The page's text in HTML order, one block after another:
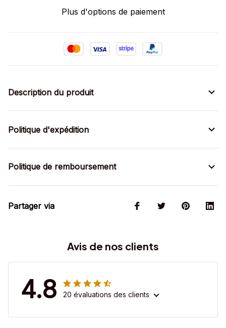
Plus d'options de paiement
Description du produit
Politique d'expédition
Politique de remboursement
Partager via
Avis de nos clients
4.8 20 évaluations des clients